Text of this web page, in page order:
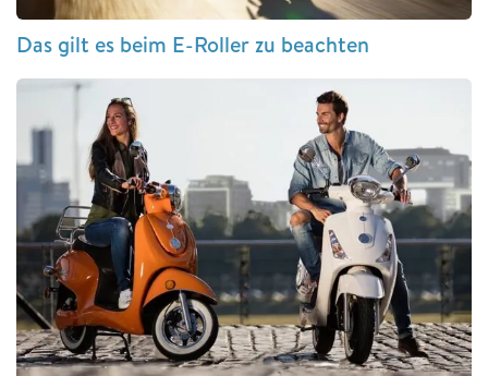
Das gilt es beim E-Roller zu beachten